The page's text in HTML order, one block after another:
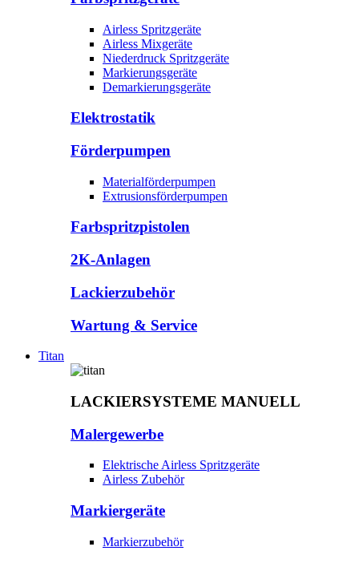
Airless Spritzgeräte
Airless Mixgeräte
Niederdruck Spritzgeräte
Markierungsgeräte
Demarkierungsgeräte
Elektrostatik
Förderpumpen
Materialförderpumpen
Extrusionsförderpumpen
Farbspritzpistolen
2K-Anlagen
Lackierzubehör
Wartung & Service
Titan
LACKIERSYSTEME MANUELL
Malergewerbe
Elektrische Airless Spritzgeräte
Airless Zubehör
Markiergeräte
Markierzubehör